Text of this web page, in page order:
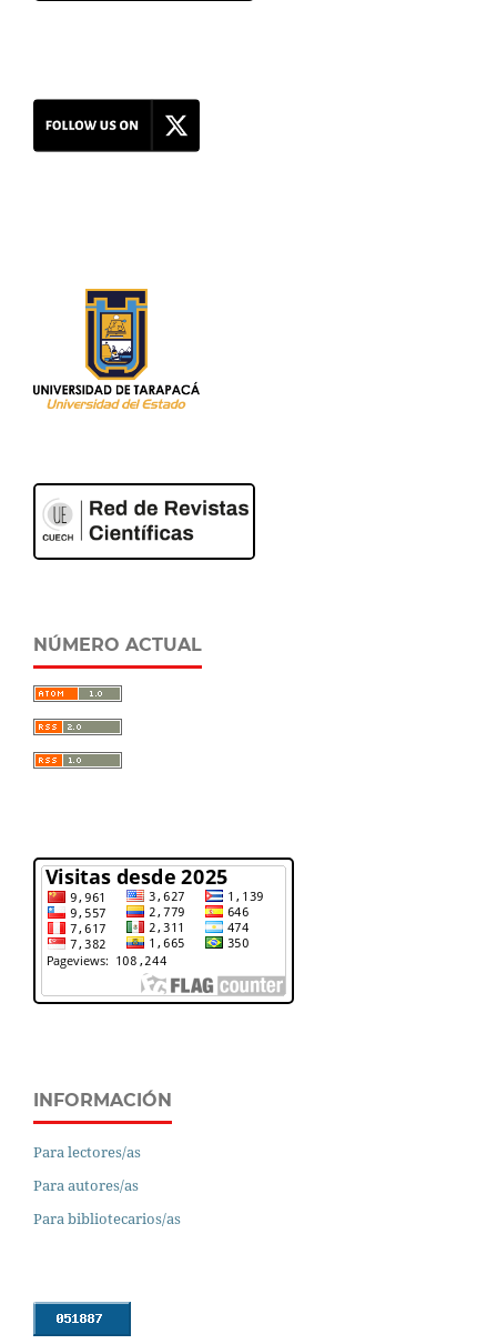
NÚMERO ACTUAL
INFORMACIÓN
Para lectores/as
Para autores/as
Para bibliotecarios/as